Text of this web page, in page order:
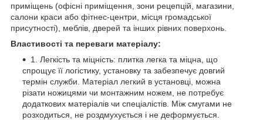
приміщень (офісні приміщення, зони рецепцій, магазини,
салони краси або фітнес-центри, місця громадської
присутності), меблів, дверей та інших рівних поверхонь.
Властивості та переваги матеріалу:
1. Легкість та міцність: плитка легка та міцна, що
спрощує її логістику, установку та забезпечує довгий
термін служби. Матеріал легкий в установці, можна
різати ножицями чи монтажним ножем, не потребує
додаткових матеріалів чи спеціалістів. Між смугами не
розходиться, не роздмухується і не деформується.